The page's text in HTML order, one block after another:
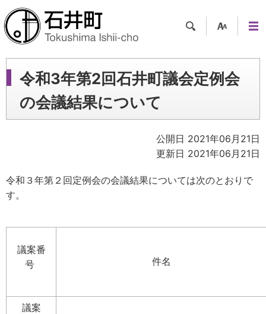
ツー
ル
ュー
令和3年第2回石井町議会定例会
の会議結果について
公開日 2021年06月21日
更新日 2021年06月21日
令和３年第２回定例会の会議結果については次のとおりで
す。
議案番
号
件名
議案